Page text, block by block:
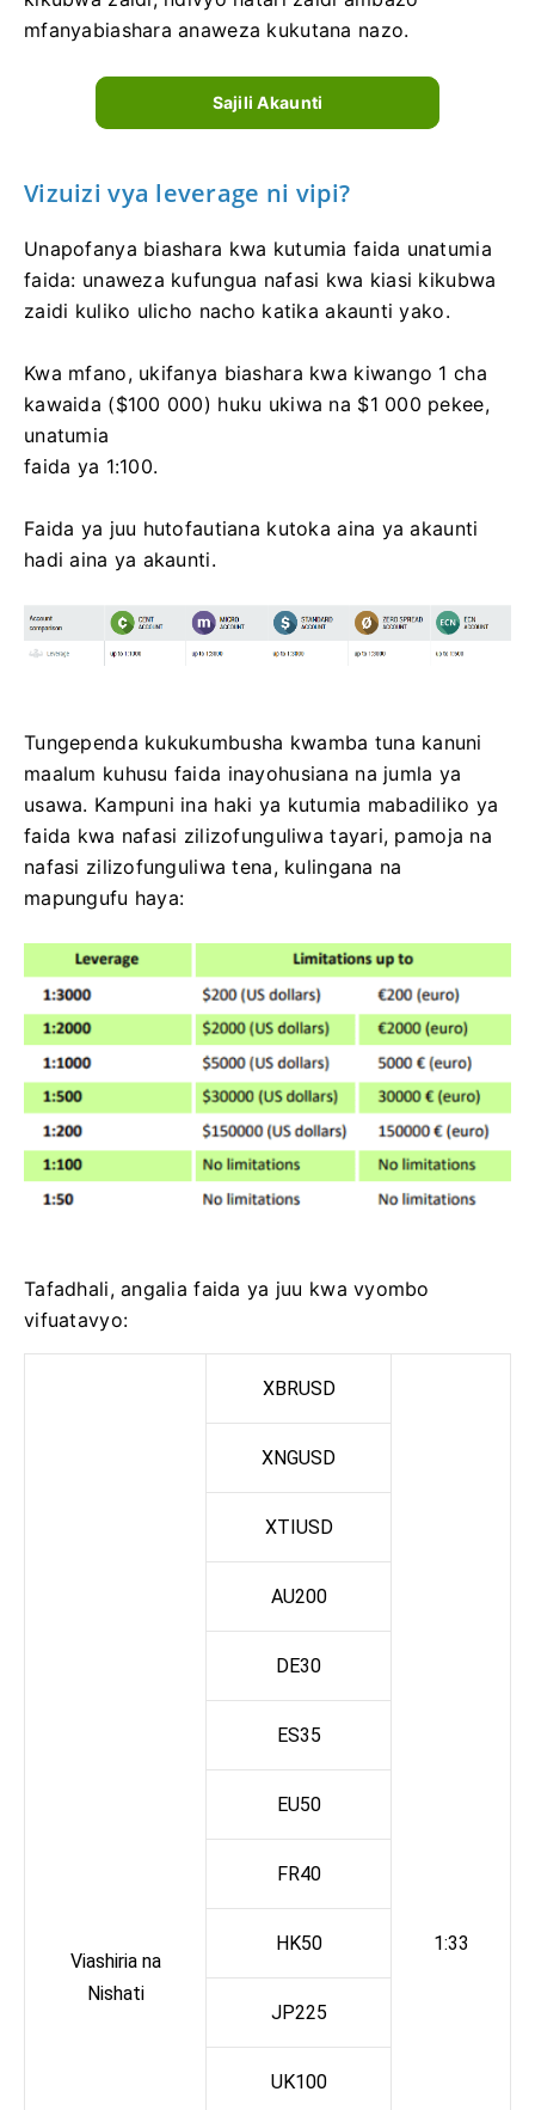
mfanyabiashara anaweza kukutana nazo.
Sajili Akaunti
Vizuizi vya leverage ni vipi?
Unapofanya biashara kwa kutumia faida unatumia
faida: unaweza kufungua nafasi kwa kiasi kikubwa
zaidi kuliko ulicho nacho katika akaunti yako.
Kwa mfano, ukifanya biashara kwa kiwango 1 cha
kawaida ($100 000) huku ukiwa na $1 000 pekee,
unatumia
faida ya 1:100.
Faida ya juu hutofautiana kutoka aina ya akaunti
hadi aina ya akaunti.
Tungependa kukukumbusha kwamba tuna kanuni
maalum kuhusu faida inayohusiana na jumla ya
usawa. Kampuni ina haki ya kutumia mabadiliko ya
faida kwa nafasi zilizofunguliwa tayari, pamoja na
nafasi zilizofunguliwa tena, kulingana na
mapungufu haya:
Tafadhali, angalia faida ya juu kwa vyombo
vifuatavyo:
Viashiria na
Nishati
XBRUSD
1:33
XNGUSD
XTIUSD
AU200
DE30
ES35
EU50
FR40
HK50
JP225
UK100